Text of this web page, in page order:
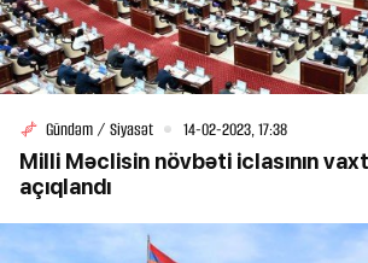
Gündəm / Siyasət 14-02-2023, 17:38
Milli Məclisin növbəti iclasının
açıqlandı